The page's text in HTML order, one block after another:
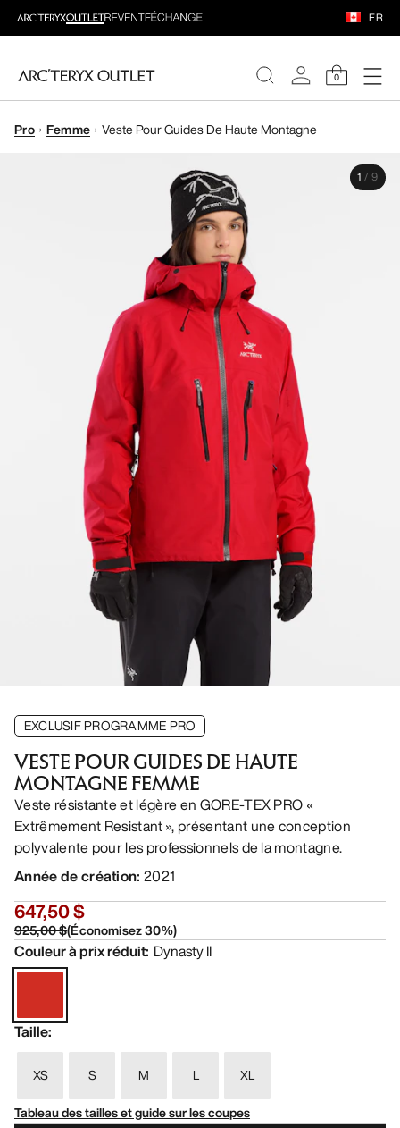
FR
0
FEMME
Pro Femme Veste Pour Guides De Haute Montagne
1 / 9
EXCLUSIF PROGRAMME PRO
VESTE POUR GUIDES DE HAUTE
MONTAGNE FEMME
Veste résistante et légère en GORE-TEX PRO «
Extrêmement Resistant », présentant une conception
polyvalente pour les professionnels de la montagne.
Année de création: 2021
647,50 $
925,00 $(Économisez30%)
Couleur à prix réduit: Dynasty II
Taille:
XS S M L
XL
Tableau des tailles et guide sur les coupes